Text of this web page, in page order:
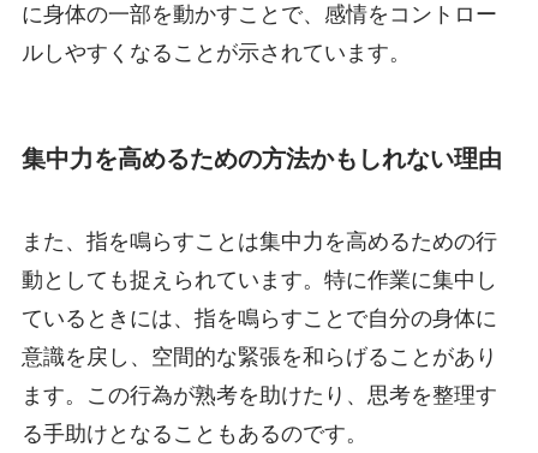
に身体の一部を動かすことで、感情をコントロー
ルしやすくなることが示されています。
集中力を高めるための方法かもしれない理由
また、指を鳴らすことは集中力を高めるための行
動としても捉えられています。特に作業に集中し
ているときには、指を鳴らすことで自分の身体に
意識を戻し、空間的な緊張を和らげることがあり
ます。この行為が熟考を助けたり、思考を整理す
る手助けとなることもあるのです。